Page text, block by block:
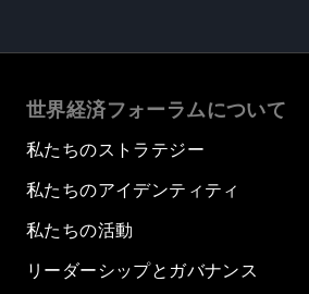
世界経済フォーラムについて
私たちのストラテジー
私たちのアイデンティティ
私たちの活動
リーダーシップとガバナンス